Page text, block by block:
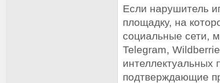
Если нарушитель
площадку, на
социальные сети,
Telegram,
интеллектуальных
подтверждающие